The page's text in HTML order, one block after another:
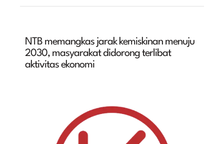
NTB memangkas jarak kemiskinan menuju
2030, masyarakat didorong terlibat
aktivitas ekonomi